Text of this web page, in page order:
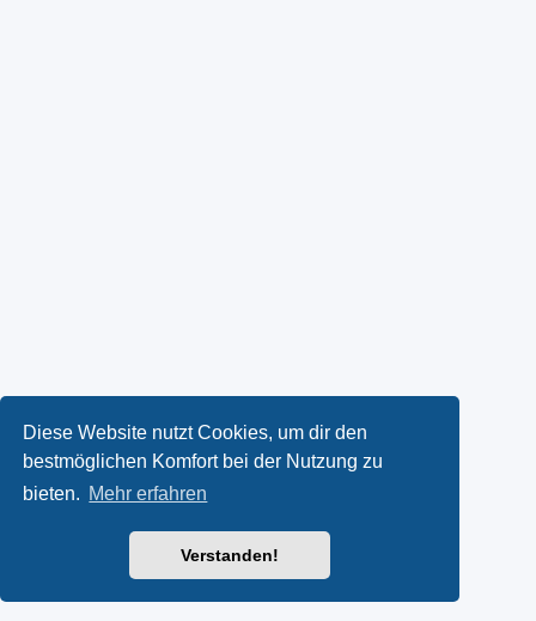
Diese Website nutzt Cookies, um dir den
bestmöglichen Komfort bei der Nutzung zu
bieten. Mehr erfahren
Verstanden!